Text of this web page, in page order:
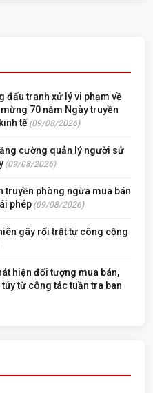
đấu tranh xử lý vi phạm về
70 năm Ngày truyền
tế (09/08/2026)
cường quản lý người sử
(09/08/2026)
truyền phòng ngừa mua bán
phép (09/08/2026)
gây rối trật tự công cộng
hiện đối tượng mua bán,
từ công tác tuần tra ban